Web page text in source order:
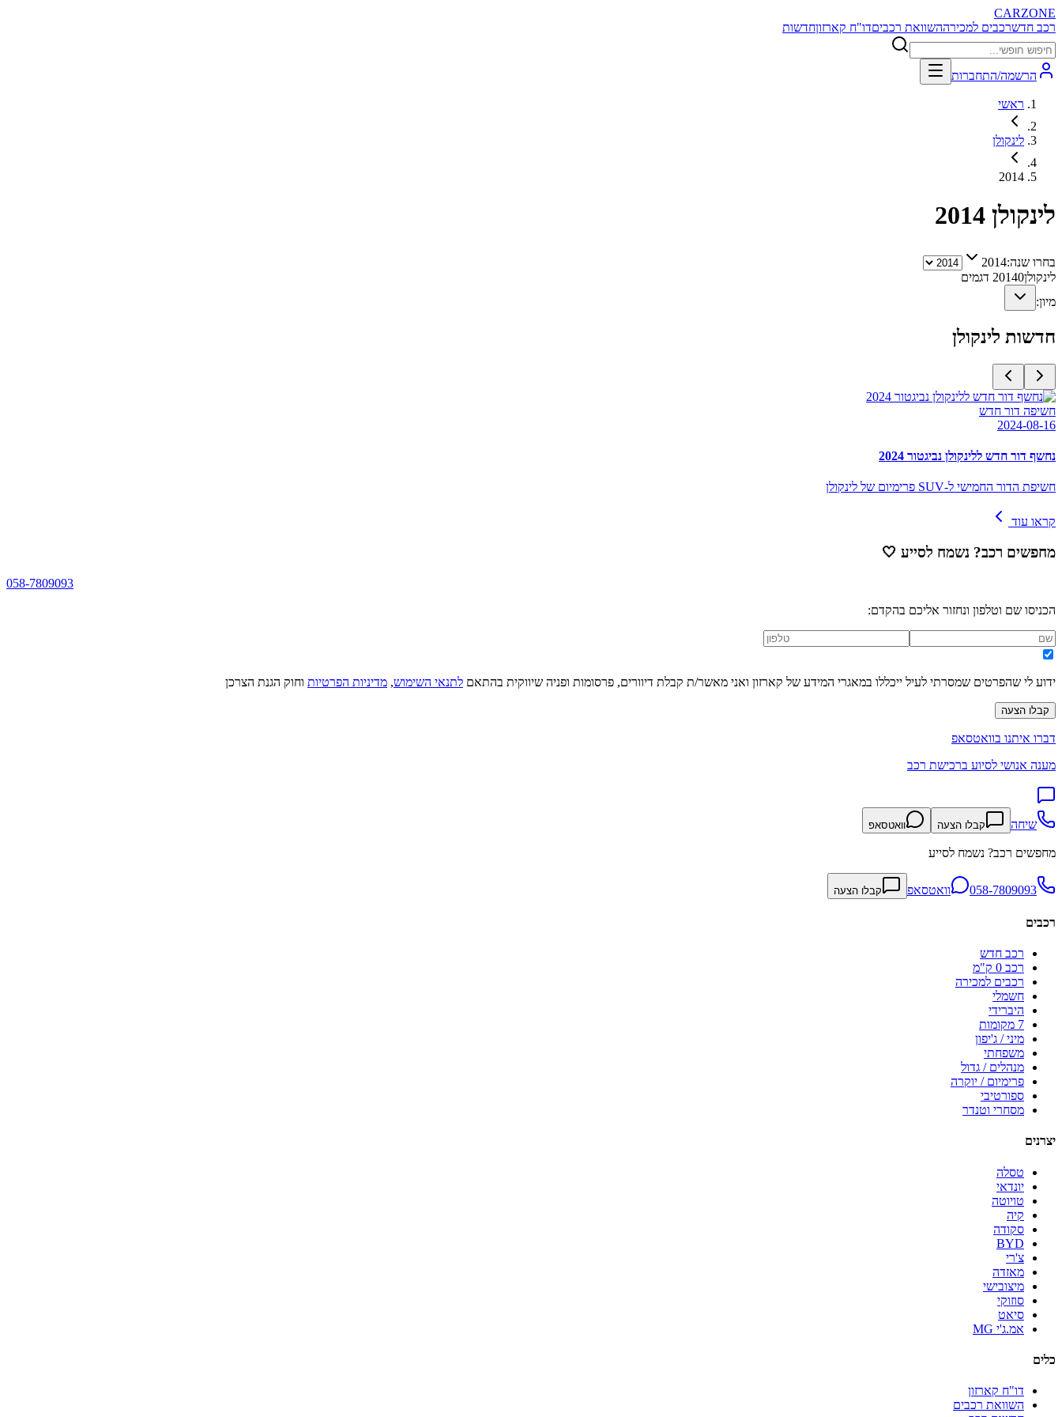
CARZONE
רכב חדשרכבים למכירההשוואת רכביםדו"ח קארזוןחדשות
הרשמה/התחברות
ראשי
לינקולן
2014
לינקולן 2014
בחרו שנה:2014
לינקולן 20140
דגמים
מיון:
חדשות לינקולן
חשיפה דור חדש
2024-08-16
נחשף דור חדש ללינקולן נביגטור 2024
חשיפת הדור החמישי ל-SUV פרימיום של לינקולן
קראו עוד
מחפשים רכב? נשמח לסייע 🤍
058-7809093
הכניסו שם וטלפון ונחזור אליכם בהקדם:
ידוע לי שהפרטים שמסרתי לעיל ייכללו במאגרי המידע של קארזון ואני מאשר/ת קבלת דיוורים, פרסומות ופניה שיווקית בהתאם לתנאי השימוש, מדיניות הפרטיות וחוק הגנת הצרכן
קבלו הצעה
דברו איתנו בוואטסאפ
מענה אנושי לסיוע ברכישת רכב
שיחה קבלו הצעה וואטסאפ
מחפשים רכב? נשמח לסייע
058-7809093 וואטסאפ קבלו הצעה
רכבים
רכב חדש
רכב 0 ק"מ
רכבים למכירה
חשמלי
היברידי
7 מקומות
מיני / ג'יפון
משפחתי
מנהלים / גדול
פרימיום / יוקרה
ספורטיבי
מסחרי וטנדר
יצרנים
טסלה
יונדאי
טויוטה
קיה
סקודה
BYD
צ'רי
מאזדה
מיצובישי
סוזוקי
סיאט
אמ.ג'י MG
כלים
דו"ח קארזון
השוואת רכבים